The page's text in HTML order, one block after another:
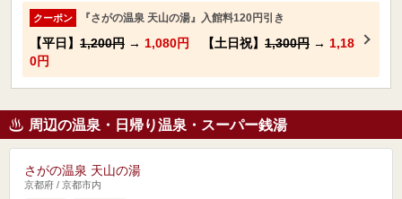
クーポン 『さがの温泉 天山の湯』入館料120円引き
【平日】 1,200円 → 1,080円 【土日祝】 1,300円 → 1,18
0円
周辺の温泉・日帰り温泉・スーパー銭湯
さがの温泉 天山の湯
京都府 / 京都市内